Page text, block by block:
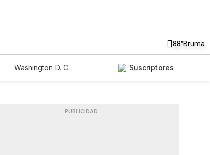
88°Bruma
Washington D. C.
Suscriptores
PUBLICIDAD